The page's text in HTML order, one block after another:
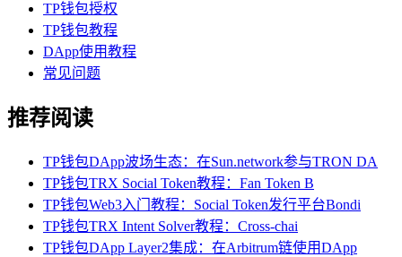
TP钱包授权
TP钱包教程
DApp使用教程
常见问题
推荐阅读
TP钱包DApp波场生态：在Sun.network参与TRON DA
TP钱包TRX Social Token教程：Fan Token B
TP钱包Web3入门教程：Social Token发行平台Bondi
TP钱包TRX Intent Solver教程：Cross-chai
TP钱包DApp Layer2集成：在Arbitrum链使用DApp